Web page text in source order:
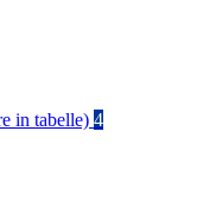
in tabelle) 4